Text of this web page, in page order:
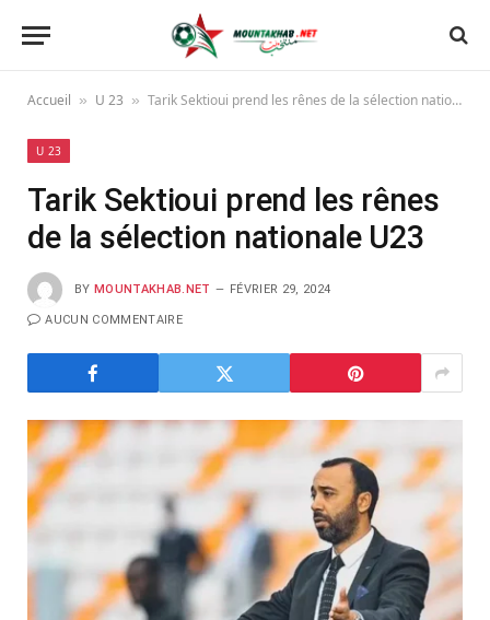
Accueil » U 23 » Tarik Sektioui prend les rênes de la sélection nationale U23
U 23
Tarik Sektioui prend les rênes
de la sélection nationale U23
BY MOUNTAKHAB.NET FÉVRIER 29, 2024
AUCUN COMMENTAIRE